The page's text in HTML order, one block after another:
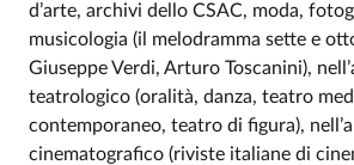
d’arte, archivi dello CSAC, moda,
musicologia (il melodramma sette e
Giuseppe Verdi, Arturo Toscanini),
teatrologico (oralità, danza, teatro
contemporaneo, teatro di figura),
cinematografico (riviste italiane di